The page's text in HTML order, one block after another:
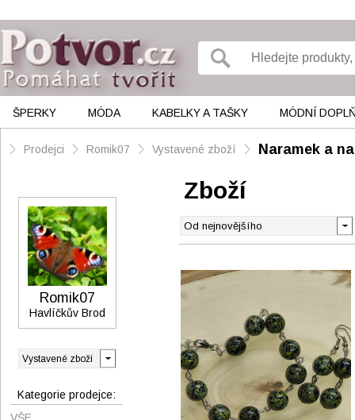
ŠPERKY MÓDA KABELKY A TAŠKY MÓDNÍ
Prodejci Romik07 Vystavené zboží Naramek a
Zboží
Romik07
Havlíčkův Brod
Kategorie prodejce: